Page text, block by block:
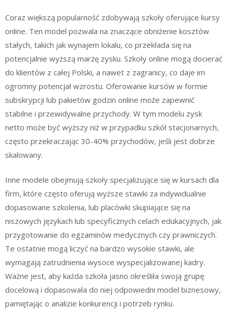
Coraz większą popularność zdobywają szkoły oferujące kursy
online. Ten model pozwala na znaczące obniżenie kosztów
stałych, takich jak wynajem lokalu, co przekłada się na
potencjalnie wyższą marżę zysku. Szkoły online mogą docierać
do klientów z całej Polski, a nawet z zagranicy, co daje im
ogromny potencjał wzrostu. Oferowanie kursów w formie
subskrypcji lub pakietów godzin online może zapewnić
stabilne i przewidywalne przychody. W tym modelu zysk
netto może być wyższy niż w przypadku szkół stacjonarnych,
często przekraczając 30-40% przychodów, jeśli jest dobrze
skalowany.
Inne modele obejmują szkoły specjalizujące się w kursach dla
firm, które często oferują wyższe stawki za indywidualnie
dopasowane szkolenia, lub placówki skupiające się na
niszowych językach lub specyficznych celach edukacyjnych, jak
przygotowanie do egzaminów medycznych czy prawniczych.
Te ostatnie mogą liczyć na bardzo wysokie stawki, ale
wymagają zatrudnienia wysoce wyspecjalizowanej kadry.
Ważne jest, aby każda szkoła jasno określiła swoją grupę
docelową i dopasowała do niej odpowiedni model biznesowy,
pamiętając o analizie konkurencji i potrzeb rynku.